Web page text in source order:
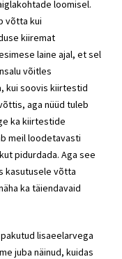
loomisel.
võtta kui
kiiremat
laine ajal, et sel
võitles
kui soovis kiirtestid
aga nüüd tuleb
ka kiirtestide
meil loodetavasti
pidurdada. Aga see
kasutusele võtta
ka täiendavaid
lisaeelarvega
juba näinud, kuidas